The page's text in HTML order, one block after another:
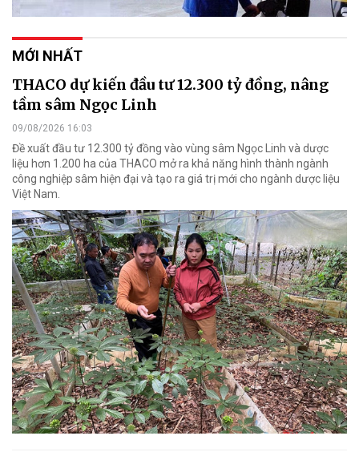
MỚI NHẤT
THACO dự kiến đầu tư 12.300 tỷ đồng, nâng
tầm sâm Ngọc Linh
09/08/2026 16:03
Đề xuất đầu tư 12.300 tỷ đồng vào vùng sâm Ngọc Linh và dược
liệu hơn 1.200 ha của THACO mở ra khả năng hình thành ngành
công nghiệp sâm hiện đại và tạo ra giá trị mới cho ngành dược liệu
Việt Nam.